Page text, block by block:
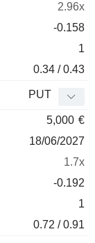
2.96x
-0.158
1
0.34 / 0.43
PUT
5,000 €
18/06/2027
1.7x
-0.192
1
0.72 / 0.91